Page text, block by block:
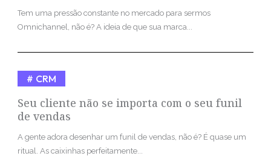
Tem uma pressão constante no mercado para sermos
Omnichannel, não é? A ideia de que sua marca...
Seu cliente não se importa com o seu funil
de vendas
CRM
A gente adora desenhar um funil de vendas, não é? É quase um
ritual. As caixinhas perfeitamente...